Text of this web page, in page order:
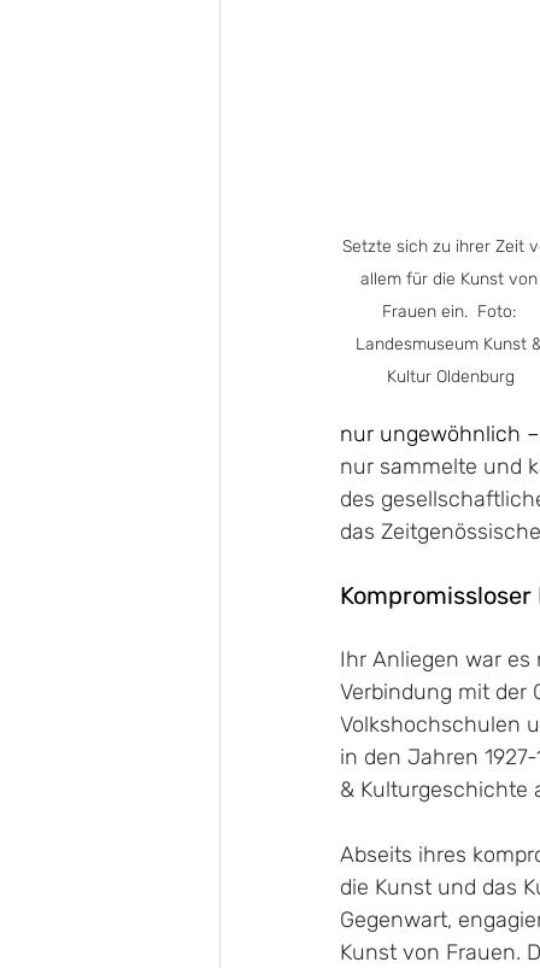
Setzte sich zu ihrer Zeit
allem für die Kunst von
Frauen ein.  Foto:
Landesmuseum Kunst
Kultur Oldenburg
nur ungewöhnlich
nur sammelte und
des
das
Kompromissloser
Ihr Anliegen war es
Verbindung mit der
Volkshochschulen
in den Jahren
& Kulturgeschichte
Abseits ihres
die Kunst und das
Gegenwart,
Kunst von Frauen.